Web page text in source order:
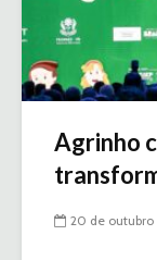
Agrinho
20 de outubro